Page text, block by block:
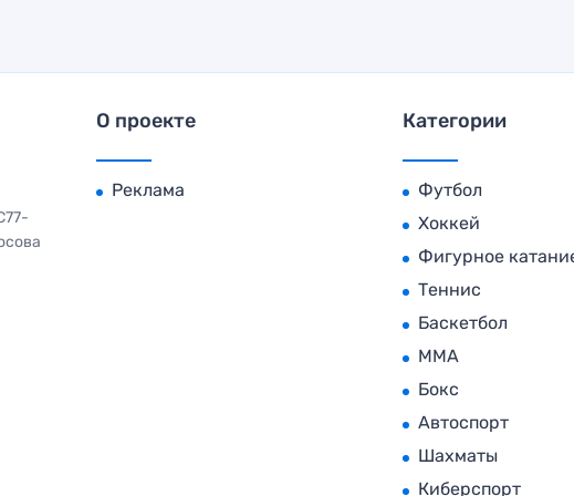
О проекте
Реклама
Категории
Футбол
Хоккей
Фигурное
Теннис
Баскетбол
MMA
Бокс
Автоспорт
Шахматы
Киберспорт